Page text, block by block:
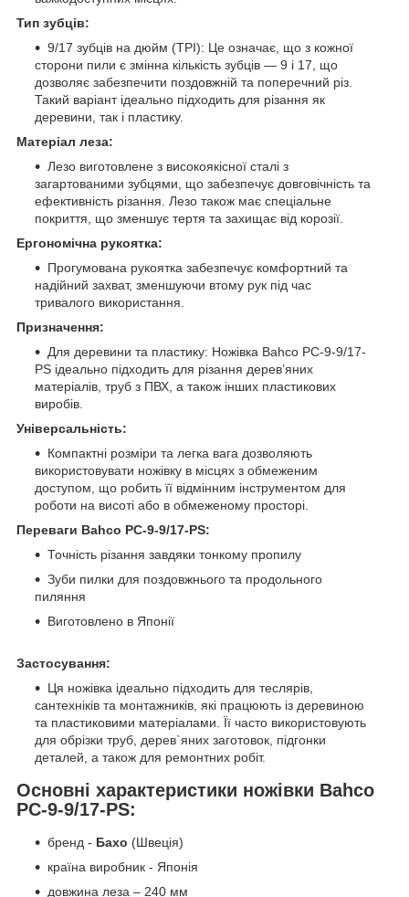
Тип зубців:
9/17 зубців на дюйм (TPI): Це означає, що з кожної
сторони пили є змінна кількість зубців — 9 і 17, що
дозволяє забезпечити поздовжній та поперечний різ.
Такий варіант ідеально підходить для різання як
деревини, так і пластику.
Матеріал леза:
Лезо виготовлене з високоякісної сталі з
загартованими зубцями, що забезпечує довговічність та
ефективність різання. Лезо також має спеціальне
покриття, що зменшує тертя та захищає від корозії.
Ергономічна рукоятка:
Прогумована рукоятка забезпечує комфортний та
надійний захват, зменшуючи втому рук під час
тривалого використання.
Призначення:
Для деревини та пластику: Ножівка Bahco PC-9-9/17-
PS ідеально підходить для різання дерев’яних
матеріалів, труб з ПВХ, а також інших пластикових
виробів.
Універсальність:
Компактні розміри та легка вага дозволяють
використовувати ножівку в місцях з обмеженим
доступом, що робить її відмінним інструментом для
роботи на висоті або в обмеженому просторі.
Переваги Bahco PC-9-9/17-PS:
Точність різання завдяки тонкому пропилу
Зуби пилки для поздовжнього та продольного
пиляння
Виготовлено в Японії
Застосування:
Ця ножівка ідеально підходить для теслярів,
сантехніків та монтажників, які працюють із деревиною
та пластиковими матеріалами. Її часто використовують
для обрізки труб, дерев`яних заготовок, підгонки
деталей, а також для ремонтних робіт.
Основні характеристики ножівки Bahco
PC-9-9/17-PS:
бренд - Бахо (Швеція)
країна виробник - Японія
довжина леза – 240 мм